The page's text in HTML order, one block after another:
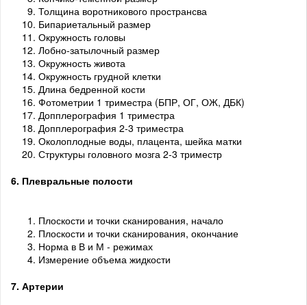
Толщина воротникового пространсва
Бипариетальный размер
Окружность головы
Лобно-затылочный размер
Окружность живота
Окружность грудной клетки
Длина бедренной кости
Фотометрии 1 триместра (БПР, ОГ, ОЖ, ДБК)
Допплерография 1 триместра
Допплерография 2-3 триместра
Околоплодные воды, плацента, шейка матки
Структуры головного мозга 2-3 триместр
6. Плевральные полости
Плоскости и точки сканирования, начало
Плоскости и точки сканирования, окончание
Норма в В и М - режимах
Измерение объема жидкости
7. Артерии